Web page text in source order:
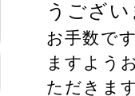
うござ
お手数で
ますよう
ただきま